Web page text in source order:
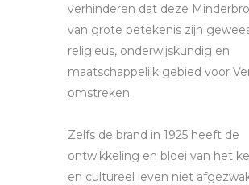
verhinderen dat deze
van grote betekenis zijn
religieus, onderwijskundig en
maatschappelijk gebied voor
omstreken.
Zelfs de brand in 1925 heeft de
ontwikkeling en bloei van het
en cultureel leven niet